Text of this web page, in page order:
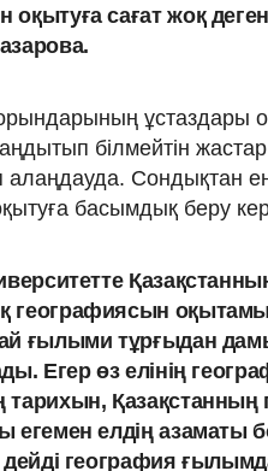
оқытуға сағат жоқ
ұстаздары
білмейтін
Сондықтан ең
басымдық беру
географиясын
ғылыми тұрғыдан
Егер өз елінің
тарихын,
егемен елдің азаматы
дейді география